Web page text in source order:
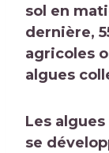
sol en
dernière,
agricoles
algues
Les
se